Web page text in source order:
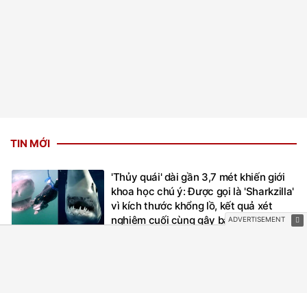
TIN MỚI
'Thủy quái' dài gần 3,7 mét khiến giới
khoa học chú ý: Được gọi là 'Sharkzilla'
vì kích thước khổng lồ, kết quả xét
nghiệm cuối cùng gây bất ngờ